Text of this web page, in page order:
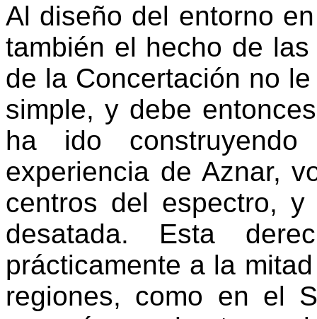
Al diseño del entorno
también el hecho de
de la Concertación no
simple, y debe
ha ido
experiencia de Aznar,
centros del espectro,
desatada. Esta
prácticamente a la
regiones, como en el